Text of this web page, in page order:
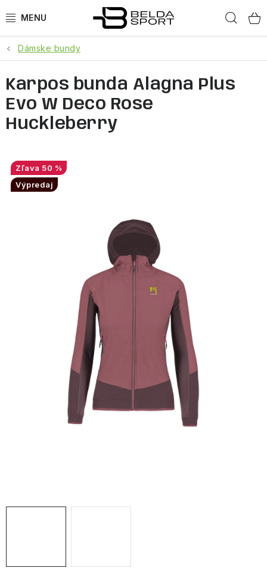
na
ŠPORTY
BEH
OBLEČENIE
Vrátenie a výmena Doprava a platba
Blog
Moja objednávka
Dámske bundy
Karpos bunda Alagna Plus
Evo W Deco Rose
Huckleberry
50 %
Výpredaj